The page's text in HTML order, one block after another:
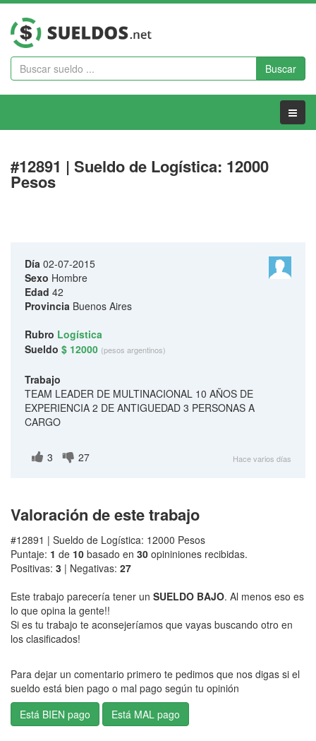
Buscar
Menu
#12891 | Sueldo de Logística: 12000
Pesos
Día 02-07-2015
Sexo Hombre
Edad 42
Provincia Buenos Aires
Rubro Logística
Sueldo $ 12000 (pesos argentinos)
Trabajo
TEAM LEADER DE MULTINACIONAL 10 AÑOS DE
EXPERIENCIA 2 DE ANTIGUEDAD 3 PERSONAS A
CARGO
3 27 Hace varios días
Valoración de este trabajo
#12891 | Sueldo de Logística: 12000 Pesos
Puntaje: 1 de 10 basado en 30 opininiones recibidas.
Positivas: 3 | Negativas: 27
Este trabajo parecería tener un SUELDO BAJO. Al menos eso es
lo que opina la gente!!
Si es tu trabajo te aconsejeríamos que vayas buscando otro en
los clasificados!
Para dejar un comentario primero te pedimos que nos digas si el
sueldo está bien pago o mal pago según tu opinión